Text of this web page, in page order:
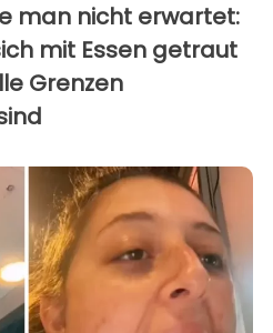
man nicht erwartet:
mit Essen getraut
Grenzen